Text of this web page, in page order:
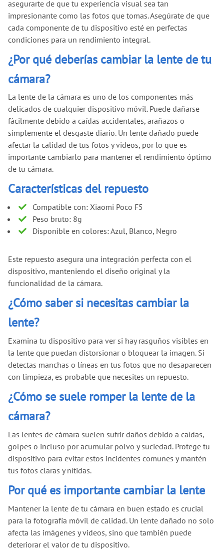
asegurarte de que tu experiencia visual sea tan
impresionante como las fotos que tomas. Asegúrate de que
cada componente de tu dispositivo esté en perfectas
condiciones para un rendimiento integral.
¿Por qué deberías cambiar la lente de tu
cámara?
La lente de la cámara es uno de los componentes más
delicados de cualquier dispositivo móvil. Puede dañarse
fácilmente debido a caídas accidentales, arañazos o
simplemente el desgaste diario. Un lente dañado puede
afectar la calidad de tus fotos y videos, por lo que es
importante cambiarlo para mantener el rendimiento óptimo
de tu cámara.
Características del repuesto
Compatible con: Xiaomi Poco F5
Peso bruto: 8g
Disponible en colores: Azul, Blanco, Negro
Este repuesto asegura una integración perfecta con el
dispositivo, manteniendo el diseño original y la
funcionalidad de la cámara.
¿Cómo saber si necesitas cambiar la
lente?
Examina tu dispositivo para ver si hay rasguños visibles en
la lente que puedan distorsionar o bloquear la imagen. Si
detectas manchas o líneas en tus fotos que no desaparecen
con limpieza, es probable que necesites un repuesto.
¿Cómo se suele romper la lente de la
cámara?
Las lentes de cámara suelen sufrir daños debido a caídas,
golpes o incluso por acumular polvo y suciedad. Protege tu
dispositivo para evitar estos incidentes comunes y mantén
tus fotos claras y nítidas.
Por qué es importante cambiar la lente
Mantener la lente de tu cámara en buen estado es crucial
para la fotografía móvil de calidad. Un lente dañado no solo
afecta las imágenes y videos, sino que también puede
deteriorar el valor de tu dispositivo.